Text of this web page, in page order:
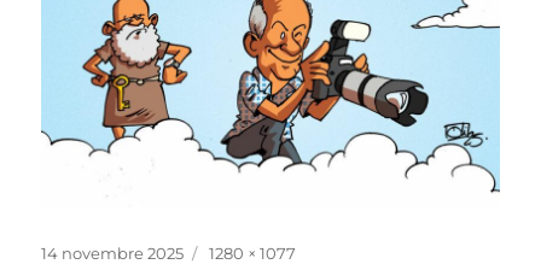
Publié
14 novembre 2025
Taille
1280 × 1077